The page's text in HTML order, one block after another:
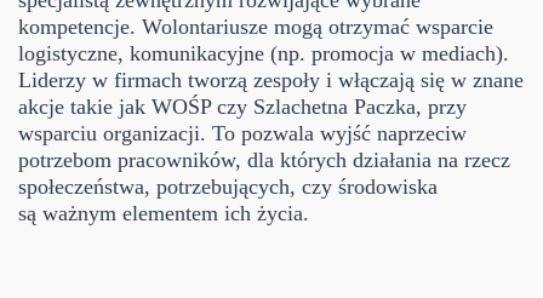
kompetencje. Wolontariusze mogą otrzymać wsparcie
logistyczne, komunikacyjne (np. promocja w mediach).
Liderzy w firmach tworzą zespoły i włączają się w znane
akcje takie jak WOŚP czy Szlachetna Paczka, przy
wsparciu organizacji. To pozwala wyjść naprzeciw
potrzebom pracowników, dla których działania na rzecz
społeczeństwa, potrzebujących, czy środowiska
są ważnym elementem ich życia.